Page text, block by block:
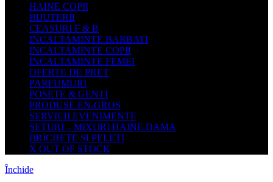
HAINE COPII
BIJUTERII
CEASURI F & B
INCALTAMINTE BARBATI
INCALTAMINTE COPII
INCALTAMINTE FEMEI
OFERTE DE PRET
PARFUMURI
POSETE & GENTI
PRODUSE EN-GROS
SERVICII EVENIMENTE
SETURI – MIXURI HAINE DAMA
BRICHETE SI PELETI
X OUT OF STOCK
Închide